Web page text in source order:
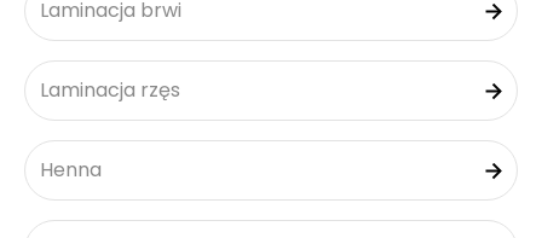
Laminacja brwi
Laminacja rzęs
Henna